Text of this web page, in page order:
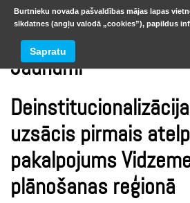
Jaunumi
uzsācis pirmais
pakalpojums
plānošanas reģionā
Burtnieku novada pašvaldības mājas lapas
sīkdatnes (angļu valodā „cookies”), papildus
Sapratu